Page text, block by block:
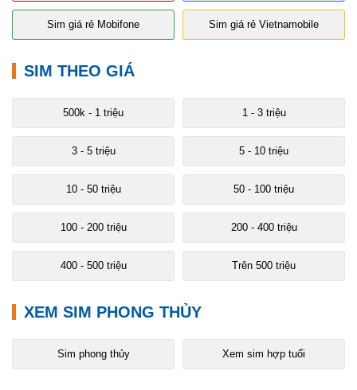
Sim giá rẻ Mobifone Sim giá rẻ Vietnamobile
SIM THEO GIÁ
500k - 1 triệu 1 - 3 triệu
3 - 5 triệu 5 - 10 triệu
10 - 50 triệu 50 - 100 triệu
100 - 200 triệu 200 - 400 triệu
400 - 500 triệu Trên 500 triệu
XEM SIM PHONG THỦY
Sim phong thủy Xem sim hợp tuổi